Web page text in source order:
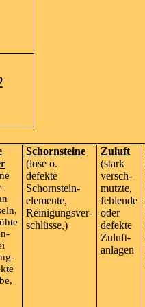
Schornsteine
(lose o.
defekte
Schornstein-
elemente,
Reinigungsver-
schlüsse,)
Zuluft
(stark
versch-
mutzte,
fehlende
oder
defekte
Zuluft-
anlagen